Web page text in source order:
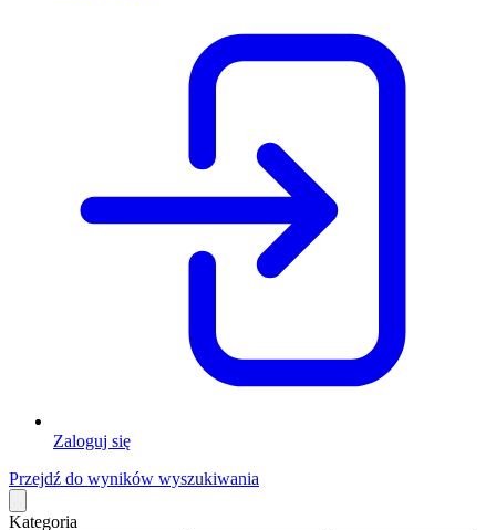
Zaloguj się
Przejdź do wyników wyszukiwania
Kategoria